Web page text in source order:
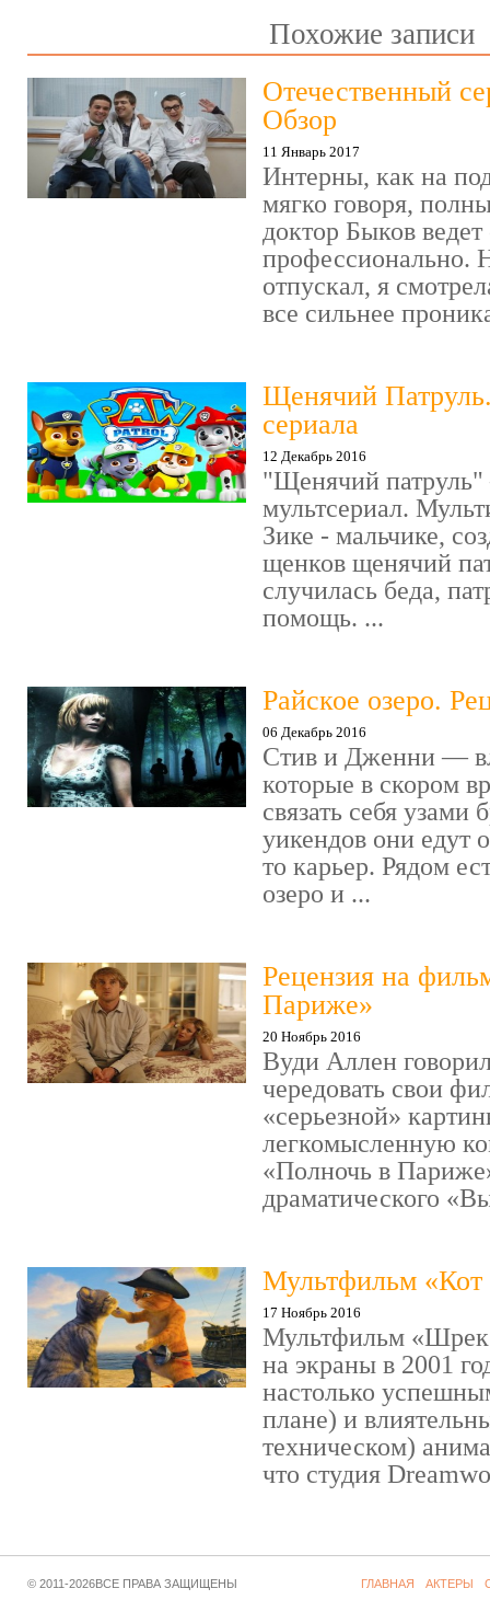
Похожие записи
Отечественный
Обзор
11 Январь 2017
Интерны, как на
мягко говоря,
доктор Быков ведет
профессионально.
отпускал, я
все сильнее
Щенячий
сериала
12 Декабрь 2016
"Щенячий патруль"
мультсериал.
Зике - мальчике,
щенков щенячий
случилась беда,
помощь. ...
Райское озеро.
06 Декабрь 2016
Стив и Дженни —
которые в скором
связать себя узами
уикендов они едут
то карьер. Рядом
озеро и ...
Рецензия на
Париже»
20 Ноябрь 2016
Вуди Аллен
чередовать свои
«серьезной»
легкомысленную
«Полночь в
драматического
Мультфильм «Кот
17 Ноябрь 2016
Мультфильм
на экраны в 2001
настолько
плане) и
техническом)
что студия
© 2011-2026ВСЕ ПРАВА ЗАЩИЩЕНЫ ГЛАВНАЯ АКТЕРЫ